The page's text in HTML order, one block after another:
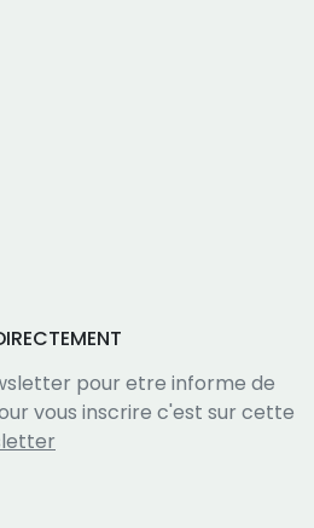
pour etre informe de
vous inscrire c'est sur cette